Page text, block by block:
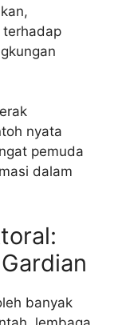
terhadap
nyata
pemuda
dalam
banyak